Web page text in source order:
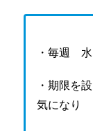
・毎週 水
・期限を
気になり